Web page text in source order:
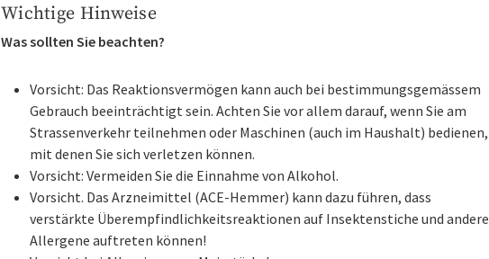
Wichtige Hinweise
Was sollten Sie beachten?
Vorsicht: Das Reaktionsvermögen kann auch bei bestimmungsgemässem
Gebrauch beeinträchtigt sein. Achten Sie vor allem darauf, wenn Sie am
Strassenverkehr teilnehmen oder Maschinen (auch im Haushalt) bedienen,
mit denen Sie sich verletzen können.
Vorsicht: Vermeiden Sie die Einnahme von Alkohol.
Vorsicht. Das Arzneimittel (ACE-Hemmer) kann dazu führen, dass
verstärkte Überempfindlichkeitsreaktionen auf Insektenstiche und andere
Allergene auftreten können!